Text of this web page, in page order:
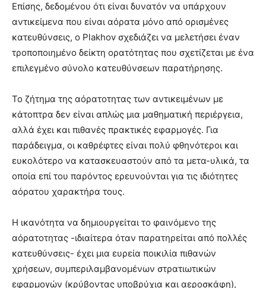
Επίσης, δεδομένου ότι είναι δυνατόν να υπάρχουν
αντικείμενα που είναι αόρατα μόνο από ορισμένες
κατευθύνσεις, ο Plakhov σχεδιάζει να μελετήσει έναν
τροποποιημένο δείκτη ορατότητας που σχετίζεται με ένα
επιλεγμένο σύνολο κατευθύνσεων παρατήρησης.
Το ζήτημα της αόρατοτητας των αντικειμένων με
κάτοπτρα δεν είναι απλώς μια μαθηματική περιέργεια,
αλλά έχει και πιθανές πρακτικές εφαρμογές. Για
παράδειγμα, οι καθρέφτες είναι πολύ φθηνότεροι και
ευκολότερο να κατασκευαστούν από τα μετα-υλικά, τα
οποία επί του παρόντος ερευνούνται για τις ιδιότητες
αόρατου χαρακτήρα τους.
Η ικανότητα να δημιουργείται το φαινόμενο της
αόρατοτητας -ιδιαίτερα όταν παρατηρείται από πολλές
κατευθύνσεις- έχει μια ευρεία ποικιλία πιθανών
χρήσεων, συμπεριλαμβανομένων στρατιωτικών
εφαρμογών (κρύβοντας υποβρύχια και αεροσκάφη),